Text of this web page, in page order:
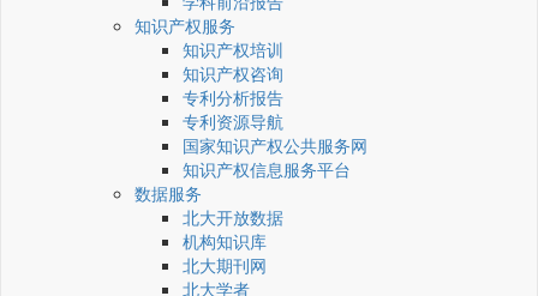
知识产权服务
知识产权培训
知识产权咨询
专利分析报告
专利资源导航
国家知识产权公共服务网
知识产权信息服务平台
数据服务
北大开放数据
机构知识库
北大期刊网
北大学者